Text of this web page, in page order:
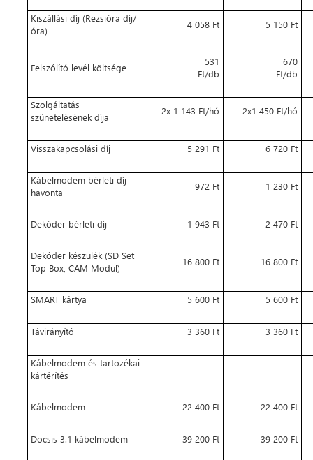
Kiszállási díj (Rezsióra díj/
óra)
4 058 Ft 5 150 Ft
Felszólító levél költsége
531
Ft/db
670
Ft/db
Szolgáltatás
szünetelésének díja
2x 1 143 Ft/hó 2x1 450 Ft/hó
Visszakapcsolási díj 5 291 Ft 6 720 Ft
Kábelmodem bérleti díj
havonta
972 Ft 1 230 Ft
Dekóder bérleti díj 1 943 Ft 2 470 Ft
Dekóder készülék (SD Set
Top Box, CAM Modul)
16 800 Ft 16 800 Ft
SMART kártya 5 600 Ft 5 600 Ft
Távirányító 3 360 Ft 3 360 Ft
Kábelmodem és tartozékai
kártérítés
Kábelmodem 22 400 Ft 22 400 Ft
Docsis 3.1 kábelmodem 39 200 Ft 39 200 Ft